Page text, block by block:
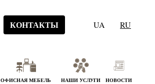
КОНТАКТЫ UA RU
ОФИСНАЯ МЕБЕЛЬ НАШИ УСЛУГИ НОВОСТИ